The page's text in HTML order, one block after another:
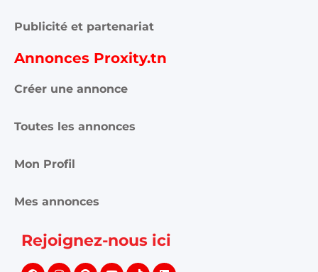
Publicité et partenariat
Annonces Proxity.tn
Créer une annonce
Toutes les annonces
Mon Profil
Mes annonces
Rejoignez-nous ici